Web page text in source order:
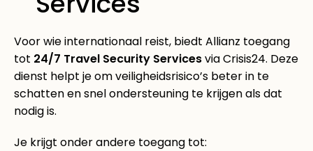
Voor wie internationaal reist, biedt Allianz toegang
tot 24/7 Travel Security Servicesvia Crisis24. Deze
dienst helpt je om veiligheidsrisico’s beter in te
schatten en snel ondersteuning te krijgen als dat
nodig is.
Je krijgt onder andere toegang tot: